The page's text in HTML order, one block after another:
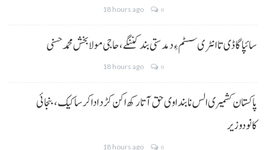
18 hours ago 0
سائپا گاڈی تا انٹری سسٹم ءِ دمدستی بند کننگے، حاجی مولا بخش محمد حسنی
18 hours ago 0
پاکستان کشمیری الس نا بنداوی حق آتا رکھ اکن کڑد ادا کرسا کیک ،بنجائی
کانودوزیر
18 hours ago 0